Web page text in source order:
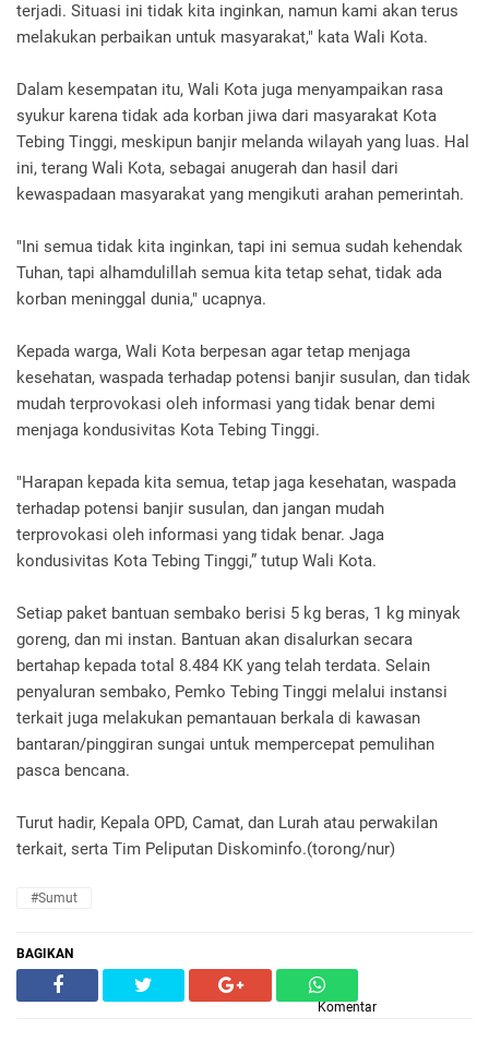
terjadi. Situasi ini tidak kita inginkan, namun kami akan terus
melakukan perbaikan untuk masyarakat," kata Wali Kota.
Dalam kesempatan itu, Wali Kota juga menyampaikan rasa
syukur karena tidak ada korban jiwa dari masyarakat Kota
Tebing Tinggi, meskipun banjir melanda wilayah yang luas. Hal
ini, terang Wali Kota, sebagai anugerah dan hasil dari
kewaspadaan masyarakat yang mengikuti arahan pemerintah.
"Ini semua tidak kita inginkan, tapi ini semua sudah kehendak
Tuhan, tapi alhamdulillah semua kita tetap sehat, tidak ada
korban meninggal dunia," ucapnya.
Kepada warga, Wali Kota berpesan agar tetap menjaga
kesehatan, waspada terhadap potensi banjir susulan, dan tidak
mudah terprovokasi oleh informasi yang tidak benar demi
menjaga kondusivitas Kota Tebing Tinggi.
"Harapan kepada kita semua, tetap jaga kesehatan, waspada
terhadap potensi banjir susulan, dan jangan mudah
terprovokasi oleh informasi yang tidak benar. Jaga
kondusivitas Kota Tebing Tinggi,” tutup Wali Kota.
Setiap paket bantuan sembako berisi 5 kg beras, 1 kg minyak
goreng, dan mi instan. Bantuan akan disalurkan secara
bertahap kepada total 8.484 KK yang telah terdata. Selain
penyaluran sembako, Pemko Tebing Tinggi melalui instansi
terkait juga melakukan pemantauan berkala di kawasan
bantaran/pinggiran sungai untuk mempercepat pemulihan
pasca bencana.
Turut hadir, Kepala OPD, Camat, dan Lurah atau perwakilan
terkait, serta Tim Peliputan Diskominfo.(torong/nur)
#Sumut
BAGIKAN
Komentar